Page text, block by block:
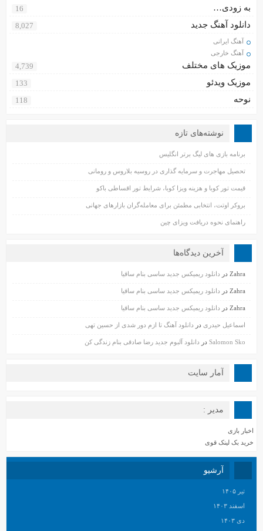
به زودی… 16
دانلود آهنگ جدید 8,027
آهنگ ایرانی
آهنگ خارجی
موزیک های مختلف 4,739
موزیک ویدئو 133
نوحه 118
نوشته‌های تازه
برنامه بازی های لیگ برتر انگلیس
تحصیل مهاجرت و سرمایه گذاری در روسیه بلاروس و رومانی
قیمت تور کوبا و هزینه ویزا کوبا، شرایط تور اقساطی باکو
بروکر اوتت، انتخابی مطمئن برای معامله‌گران بازارهای جهانی
راهنمای نحوه دریافت ویزای چین
آخرین دیدگاه‌ها
Zahra در دانلود ریمیکس جدید ساسی بنام ساقیا
Zahra در دانلود ریمیکس جدید ساسی بنام ساقیا
Zahra در دانلود ریمیکس جدید ساسی بنام ساقیا
اسماعیل حیدری در دانلود آهنگ تا ازم دور شدی از حسین تهی
Salomon Sko در دانلود آلبوم جدید رضا صادقی بنام زندگی کن
آمار سایت
مدیر :
اخبار بازی
خرید بک لینک قوی
آرشیو
تیر ۱۴۰۵
اسفند ۱۴۰۳
دی ۱۴۰۳